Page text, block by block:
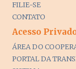
FILIE-SE
CONTATO
Acesso
ÁREA DO
PORTAL DA